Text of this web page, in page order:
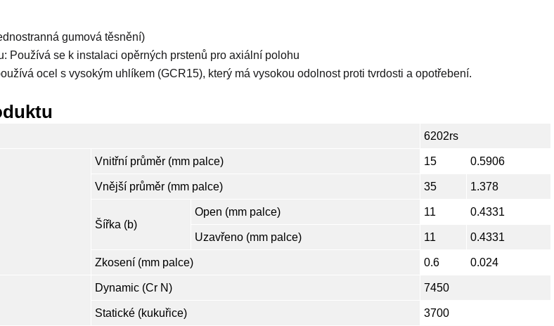
gumová těsnění)
Používá se k instalaci opěrných prstenů pro axiální polohu
ocel s vysokým uhlíkem (GCR15), který má vysokou odolnost proti tvrdosti a opotřebení.
6202rs
Vnitřní průměr (mm palce) 15 0.5906
Vnější průměr (mm palce) 35 1.378
Šířka (b)
Open (mm palce) 11 0.4331
Uzavřeno (mm palce) 11 0.4331
Zkosení (mm palce) 0.6 0.024
Dynamic (Cr N) 7450
Statické (kukuřice) 3700